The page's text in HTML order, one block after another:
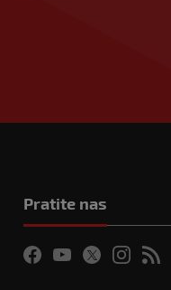
Pratite nas